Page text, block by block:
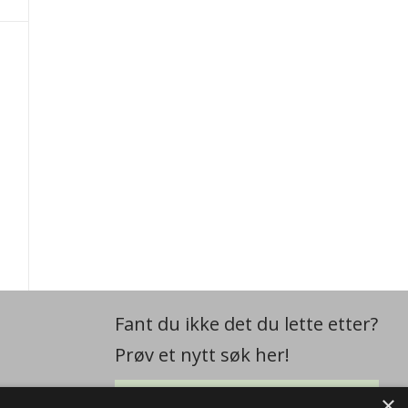
Fant du ikke det du lette etter?
Prøv et nytt søk her!